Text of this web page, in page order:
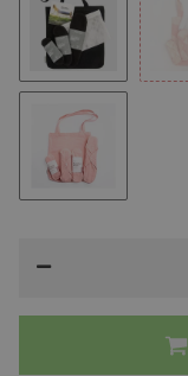
Schwarz